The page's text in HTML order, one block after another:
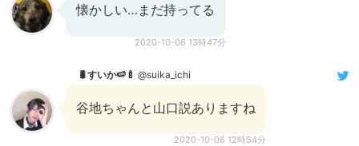
懐かしい…まだ持ってる
2020-10-06 13時47分
🐛すいか🍉🍼 @suika_ichi
谷地ちゃんと山口説ありますね
2020-10-06 12時54分